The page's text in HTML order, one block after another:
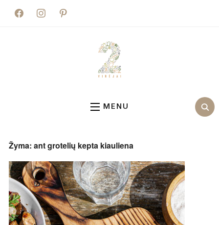
facebookinstagrampinterest
MENU
Žyma: ant grotelių kepta kiauliena